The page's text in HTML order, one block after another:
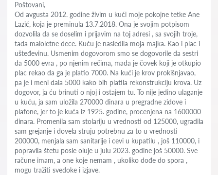
Poštovani,
Od avgusta 2012. godine živim u kući moje pokojne tetke Ane
Lazić, koja je preminula 13.7.2018. Ona je svojim potpisom
dozvolila da se doselim i prijavim na toj adresi , sa svojih troje,
tada maloletne dece. Kuću je nasledila moja majka. Kao i plac i
ušteđevinu. Usmenim dogovorom smo se dogovorile da sestri
da 5000 evra , po njenim rečima, mada je čovek koji je otkupio
plac rekao da ga je platio 7000. Na kući je krov prokišnjavao,
pa je i meni dala 5000 kako bih platila rekonstrukciju krova. Uz
dogovor, ja ću brinuti o njoj i ostajem tu. To nije jedino ulaganje
u kuću, ja sam uložila 270000 dinara u pregradne zidove i
plafone, jer to je kuća iz 1925. godine, procenjena na 1600000
dinara. Promenila sam stolariju u vrednosti od 125000, ugradila
sam grejanje i dovela struju potrebnu za to u vrednosti
200000, menjala sam sanitarije i cevi u kupatilu , još 110000, i
popravila štetu posle oluje u julu 2023. godine još 50000. Sve
račune imam, a one koje nemam , ukoliko dođe do spora ,
mogu tražiti svedoke i izjave.